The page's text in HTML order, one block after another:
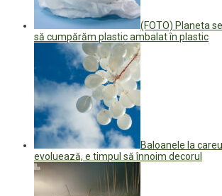
(FOTO) Planeta
să cumpărăm plastic ambalat în plastic
Baloanele la
evoluează, e timpul să înnoim decorul